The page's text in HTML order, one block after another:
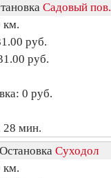
Садовый пов.
км.
руб.
руб.
0 руб.
28 мин.
Остановка Суходол
км.